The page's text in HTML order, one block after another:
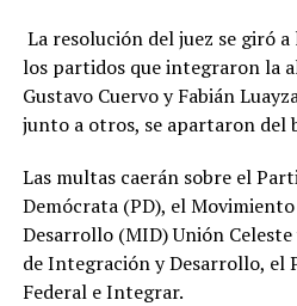
La resolución del juez se giró
los partidos que integraron la
Gustavo Cuervo y Fabián
junto a otros, se apartaron del
Las multas caerán sobre el
Demócrata (PD), el
Desarrollo (MID) Unión
de Integración y Desarrollo, el
Federal e Integrar.